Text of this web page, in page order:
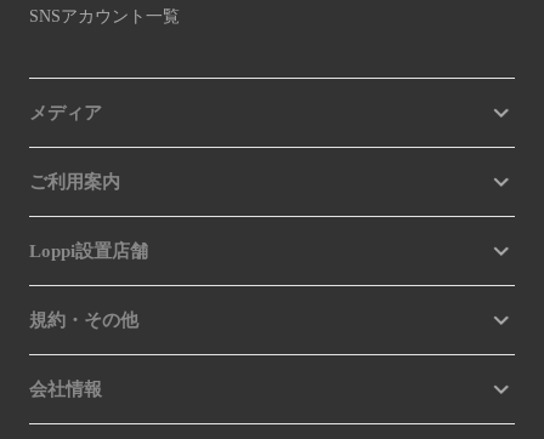
SNSアカウント一覧
メディア
ご利用案内
Loppi設置店舗
規約・その他
会社情報